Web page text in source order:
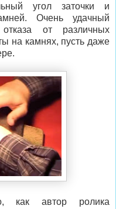
угол заточки и
Очень удачный
от различных
на камнях, пусть даже
как автор ролика